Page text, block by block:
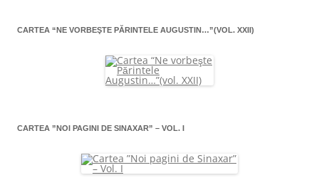
CARTEA “NE VORBEŞTE PĂRINTELE AUGUSTIN…”(VOL. XXII)
CARTEA ”NOI PAGINI DE SINAXAR” – VOL. I